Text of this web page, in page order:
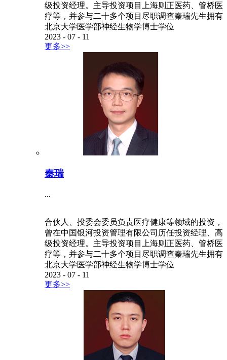
级投资经理。主导投资项目上海则正医药、管桥医
疗等，并参与二十多个项目尽职调查秦瑞先生拥有
北京大学医学部神经生物学博士学位
2023 - 07 - 11
更多>>
秦瑞
...
合伙人、投委会委员负责医疗健康等领域的投资，
曾在中国银河投资管理有限公司历任投资经理、高
级投资经理。主导投资项目上海则正医药、管桥医
疗等，并参与二十多个项目尽职调查秦瑞先生拥有
北京大学医学部神经生物学博士学位
2023 - 07 - 11
更多>>